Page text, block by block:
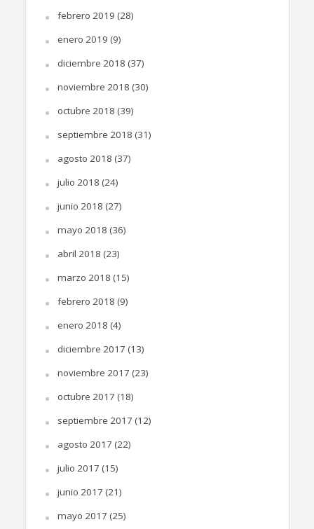
febrero 2019 (28)
enero 2019 (9)
diciembre 2018 (37)
noviembre 2018 (30)
octubre 2018 (39)
septiembre 2018 (31)
agosto 2018 (37)
julio 2018 (24)
junio 2018 (27)
mayo 2018 (36)
abril 2018 (23)
marzo 2018 (15)
febrero 2018 (9)
enero 2018 (4)
diciembre 2017 (13)
noviembre 2017 (23)
octubre 2017 (18)
septiembre 2017 (12)
agosto 2017 (22)
julio 2017 (15)
junio 2017 (21)
mayo 2017 (25)